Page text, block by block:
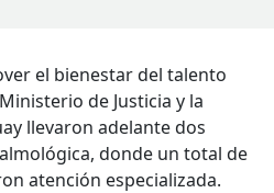
el bienestar del talento
de Justicia y la
llevaron adelante dos
donde un total de
atención especializada.